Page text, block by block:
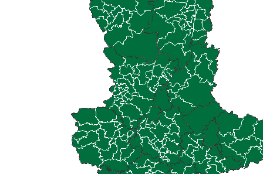
Blankenburg (Harz), Stadt
Brücken-Hackpfüffel
Bülstringen
Burg, Stadt
Burgstall
Calbe (Saale), Stadt